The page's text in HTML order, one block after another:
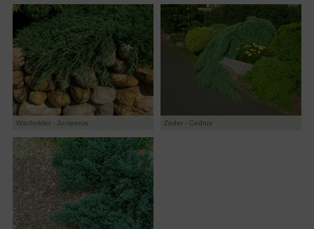
Wacholder - Juniperus Zeder - Cedrus